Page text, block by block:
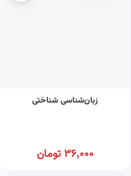
زبان‌شناسی شناختی
36,000تومان